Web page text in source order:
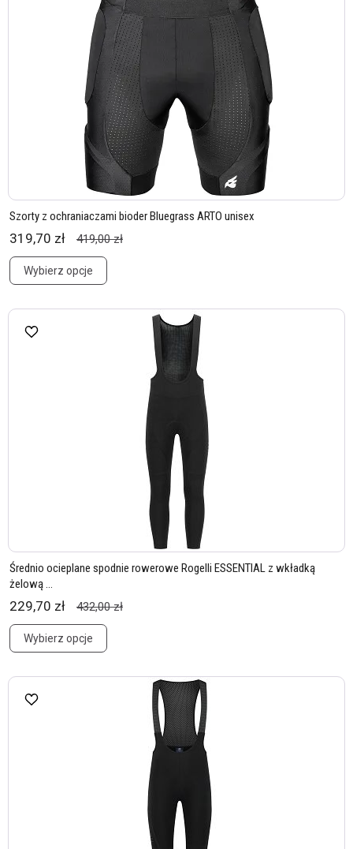
Szorty z ochraniaczami bioder Bluegrass ARTO unisex
319,70 zł 419,00 zł
Wybierz opcje
Średnio ocieplane spodnie rowerowe Rogelli ESSENTIAL z wkładką
żelową ...
229,70 zł 432,00 zł
Wybierz opcje